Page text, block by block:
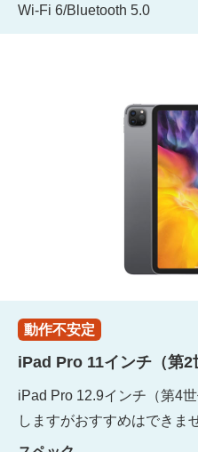
Wi-Fi 6/Bluetooth 5.0
動作不安定
iPad Pro 11インチ（第2
iPad Pro 12.9インチ（第4
しますがおすすめはできま